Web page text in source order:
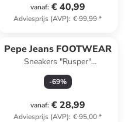
vanaf: € 40,99
Adviesprijs (AVP): € 99,99*
Pepe Jeans FOOTWEAR
Sneakers "Rusper"
bruin/donkerblauw//lichtroze
-69%
vanaf: € 28,99
Adviesprijs (AVP): € 95,00*